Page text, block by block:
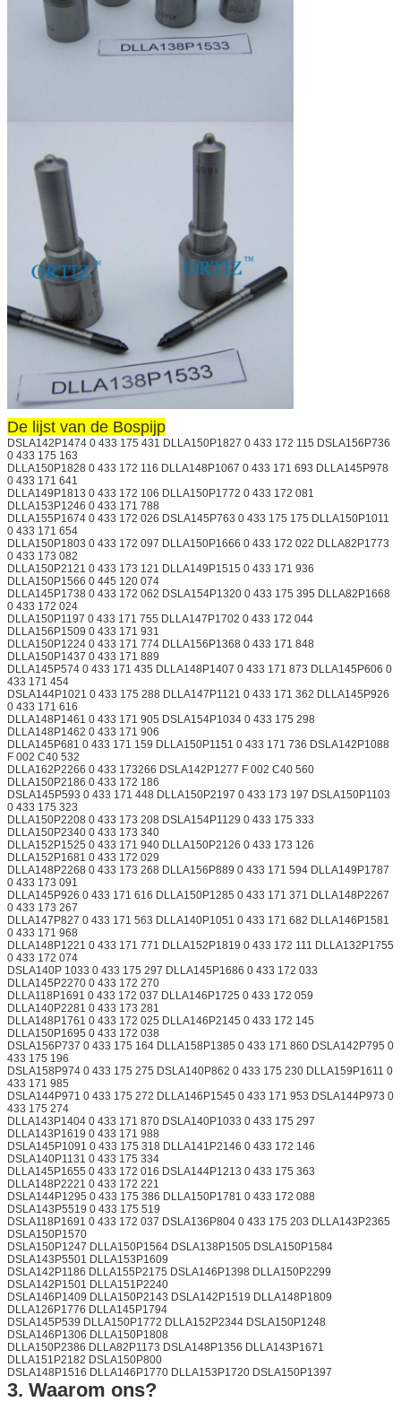
De lijst van de Bospijp
DSLA142P1474 0 433 175 431 DLLA150P1827 0 433 172 115 DSLA156P736
0 433 175 163
DLLA150P1828 0 433 172 116 DLLA148P1067 0 433 171 693 DLLA145P978
0 433 171 641
DLLA149P1813 0 433 172 106 DLLA150P1772 0 433 172 081
DLLA153P1246 0 433 171 788
DLLA155P1674 0 433 172 026 DSLA145P763 0 433 175 175 DLLA150P1011
0 433 171 654
DLLA150P1803 0 433 172 097 DLLA150P1666 0 433 172 022 DLLA82P1773
0 433 173 082
DLLA150P2121 0 433 173 121 DLLA149P1515 0 433 171 936
DLLA150P1566 0 445 120 074
DLLA145P1738 0 433 172 062 DSLA154P1320 0 433 175 395 DLLA82P1668
0 433 172 024
DLLA150P1197 0 433 171 755 DLLA147P1702 0 433 172 044
DLLA156P1509 0 433 171 931
DLLA150P1224 0 433 171 774 DLLA156P1368 0 433 171 848
DLLA150P1437 0 433 171 889
DLLA145P574 0 433 171 435 DLLA148P1407 0 433 171 873 DLLA145P606 0
433 171 454
DSLA144P1021 0 433 175 288 DLLA147P1121 0 433 171 362 DLLA145P926
0 433 171 616
DLLA148P1461 0 433 171 905 DSLA154P1034 0 433 175 298
DLLA148P1462 0 433 171 906
DLLA145P681 0 433 171 159 DLLA150P1151 0 433 171 736 DSLA142P1088
F 002 C40 532
DLLA162P2266 0 433 173266 DSLA142P1277 F 002 C40 560
DLLA150P2186 0 433 172 186
DSLA145P593 0 433 171 448 DLLA150P2197 0 433 173 197 DSLA150P1103
0 433 175 323
DLLA150P2208 0 433 173 208 DSLA154P1129 0 433 175 333
DLLA150P2340 0 433 173 340
DLLA152P1525 0 433 171 940 DLLA150P2126 0 433 173 126
DLLA152P1681 0 433 172 029
DLLA148P2268 0 433 173 268 DLLA156P889 0 433 171 594 DLLA149P1787
0 433 173 091
DLLA145P926 0 433 171 616 DLLA150P1285 0 433 171 371 DLLA148P2267
0 433 173 267
DLLA147P827 0 433 171 563 DLLA140P1051 0 433 171 682 DLLA146P1581
0 433 171 968
DLLA148P1221 0 433 171 771 DLLA152P1819 0 433 172 111 DLLA132P1755
0 433 172 074
DSLA140P 1033 0 433 175 297 DLLA145P1686 0 433 172 033
DLLA145P2270 0 433 172 270
DLLA118P1691 0 433 172 037 DLLA146P1725 0 433 172 059
DLLA140P2281 0 433 173 281
DLLA148P1761 0 433 172 025 DLLA146P2145 0 433 172 145
DLLA150P1695 0 433 172 038
DSLA156P737 0 433 175 164 DLLA158P1385 0 433 171 860 DSLA142P795 0
433 175 196
DSLA158P974 0 433 175 275 DSLA140P862 0 433 175 230 DLLA159P1611 0
433 171 985
DSLA144P971 0 433 175 272 DLLA146P1545 0 433 171 953 DSLA144P973 0
433 175 274
DLLA143P1404 0 433 171 870 DSLA140P1033 0 433 175 297
DLLA143P1619 0 433 171 988
DSLA145P1091 0 433 175 318 DLLA141P2146 0 433 172 146
DSLA140P1131 0 433 175 334
DLLA145P1655 0 433 172 016 DSLA144P1213 0 433 175 363
DLLA148P2221 0 433 172 221
DSLA144P1295 0 433 175 386 DLLA150P1781 0 433 172 088
DSLA143P5519 0 433 175 519
DSLA118P1691 0 433 172 037 DSLA136P804 0 433 175 203 DLLA143P2365
DSLA150P1570
DSLA150P1247 DLLA150P1564 DSLA138P1505 DSLA150P1584
DSLA143P5501 DLLA153P1609
DSLA142P1186 DLLA155P2175 DSLA146P1398 DLLA150P2299
DSLA142P1501 DLLA151P2240
DSLA146P1409 DLLA150P2143 DSLA142P1519 DLLA148P1809
DLLA126P1776 DLLA145P1794
DSLA145P539 DLLA150P1772 DLLA152P2344 DSLA150P1248
DSLA146P1306 DLLA150P1808
DLLA150P2386 DLLA82P1173 DSLA148P1356 DLLA143P1671
DLLA151P2182 DSLA150P800
DSLA148P1516 DLLA146P1770 DLLA153P1720 DSLA150P1397
3. Waarom ons?